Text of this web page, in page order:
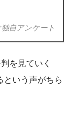
自アンケート
を見ていく
という声がちら